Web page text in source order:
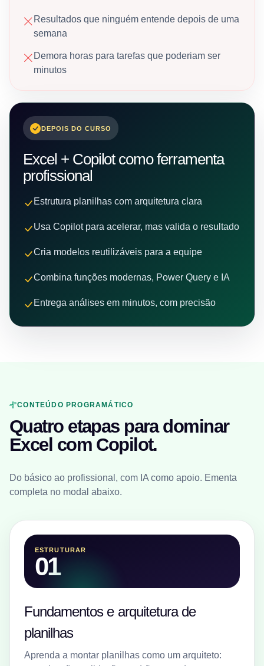
Resultados que ninguém entende depois de uma
semana
Demora horas para tarefas que poderiam ser
minutos
DEPOIS DO CURSO
Excel + Copilot como ferramenta
profissional
Estrutura planilhas com arquitetura clara
Usa Copilot para acelerar, mas valida o resultado
Cria modelos reutilizáveis para a equipe
Combina funções modernas, Power Query e IA
Entrega análises em minutos, com precisão
CONTEÚDO PROGRAMÁTICO
Quatro etapas para dominar
Excel com Copilot.
Do básico ao profissional, com IA como apoio. Ementa
completa no modal abaixo.
ESTRUTURAR
01
Fundamentos e arquitetura de
planilhas
Aprenda a montar planilhas como um arquiteto: